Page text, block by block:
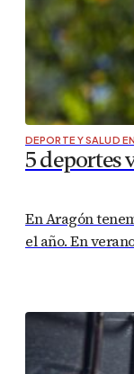
DEPORTE Y SALUD
5 deportes
En Aragón
el año. En